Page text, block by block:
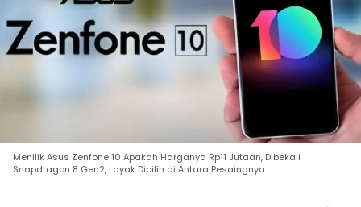
Menilik Asus Zenfone 10 Apakah Harganya Rp11 Jutaan, Dibekali
Snapdragon 8 Gen2, Layak Dipilih di Antara Pesaingnya